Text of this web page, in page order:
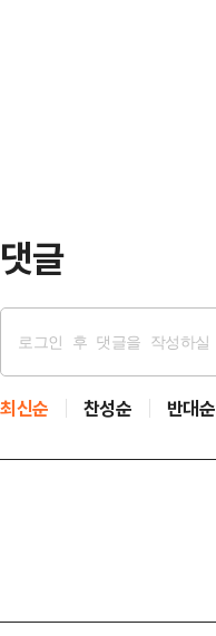
댓글
최신순 찬성순 반대순